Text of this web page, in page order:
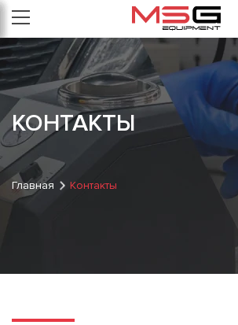
КОНТАКТЫ
Главная Контакты